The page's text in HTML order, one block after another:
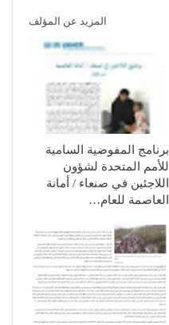
المزيد عن المؤلف
برنامج المفوضية السامية
للأمم المتحدة لشؤون
اللاجئين في صنعاء / أمانة
العاصمة للعام…